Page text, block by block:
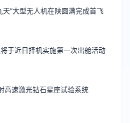
天”大型无人机在陕圆满完成首飞
于近日择机实施第一次出舱活动
高速激光钻石星座试验系统